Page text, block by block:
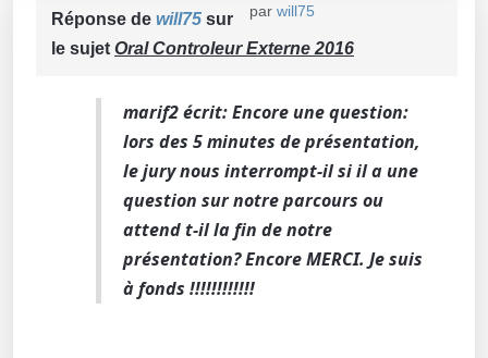
par will75
Réponse de will75 sur
le sujet Oral Controleur Externe 2016
marif2 écrit: Encore une question:
lors des 5 minutes de présentation,
le jury nous interrompt-il si il a une
question sur notre parcours ou
attend t-il la fin de notre
présentation? Encore MERCI. Je suis
à fonds !!!!!!!!!!!!